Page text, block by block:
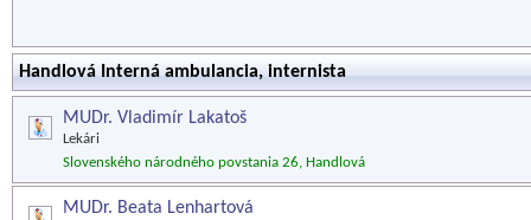
Handlová Interná ambulancia, internista
MUDr. Vladimír Lakatoš
Lekári
Slovenského národného povstania 26, Handlová
MUDr. Beata Lenhartová